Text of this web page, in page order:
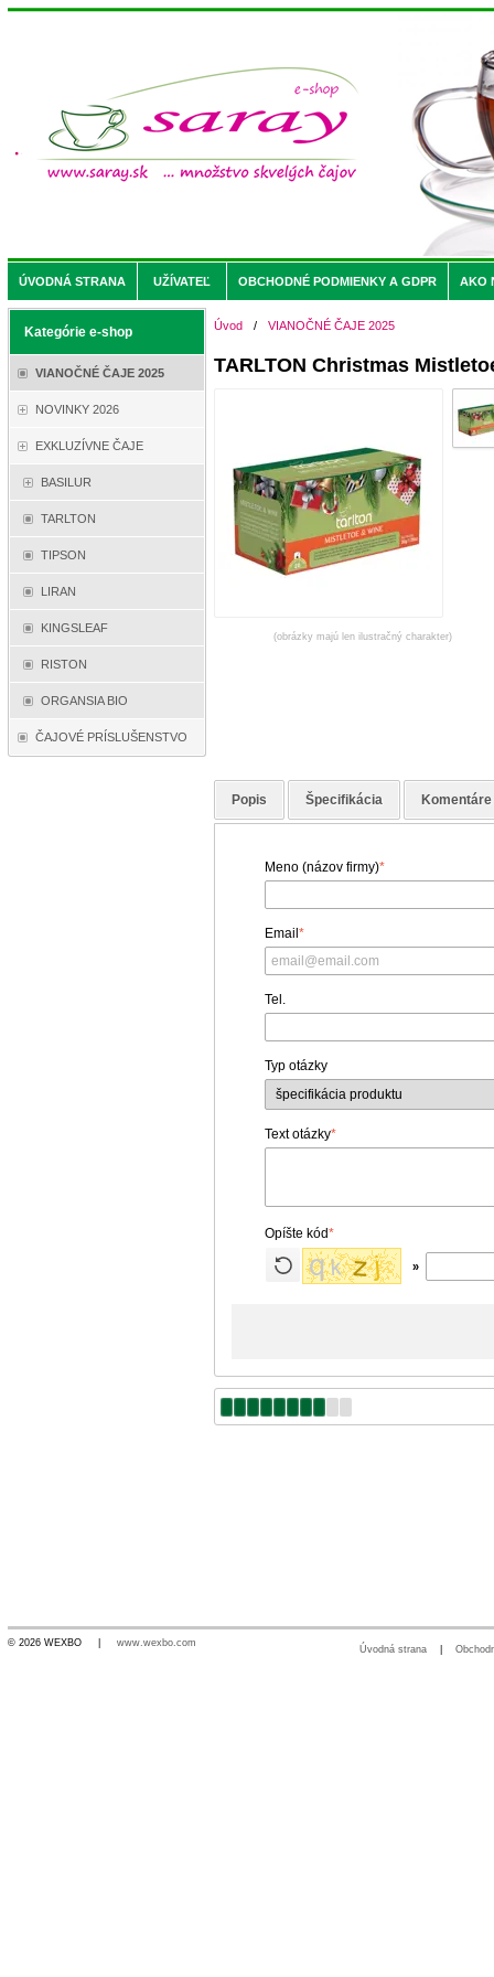
ÚVODNÁ STRANA UŽÍVATEĽ OBCHODNÉ PODMIENKY A GDPR AKO
Kategórie e-shop
VIANOČNÉ ČAJE 2025
NOVINKY 2026
EXKLUZÍVNE ČAJE
BASILUR
TARLTON
TIPSON
LIRAN
KINGSLEAF
RISTON
ORGANSIA BIO
ČAJOVÉ PRÍSLUŠENSTVO
Úvod / VIANOČNÉ ČAJE 2025
TARLTON Christmas
(obrázky majú len ilustračný charakter)
Popis Špecifikácia Komentáre
Meno (názov firmy)*
Email*
Tel.
Typ otázky
Text otázky*
Opíšte kód*
»
© 2026 WEXBO | www.wexbo.com
Úvodná strana